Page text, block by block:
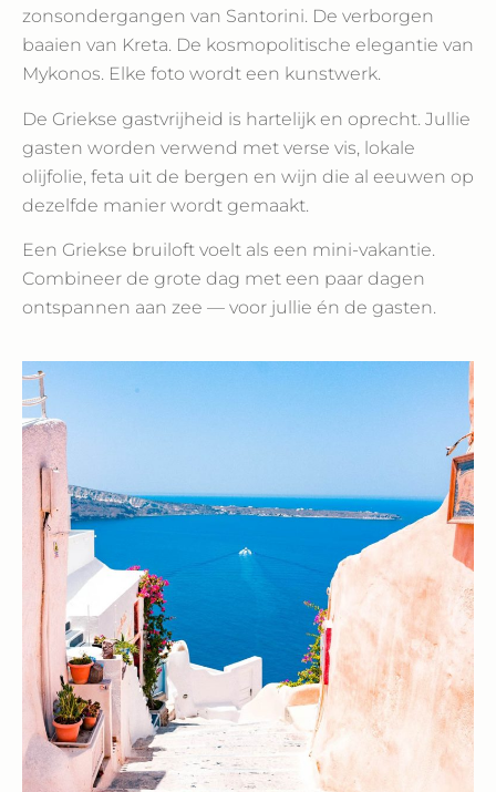
zonsondergangen van Santorini. De verborgen
baaien van Kreta. De kosmopolitische elegantie van
Mykonos. Elke foto wordt een kunstwerk.
De Griekse gastvrijheid is hartelijk en oprecht. Jullie
gasten worden verwend met verse vis, lokale
olijfolie, feta uit de bergen en wijn die al eeuwen op
dezelfde manier wordt gemaakt.
Een Griekse bruiloft voelt als een mini-vakantie.
Combineer de grote dag met een paar dagen
ontspannen aan zee — voor jullie én de gasten.